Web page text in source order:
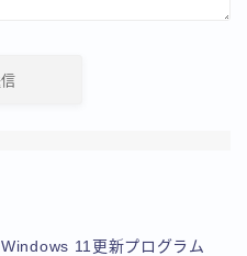
Windows 11更新プログラム